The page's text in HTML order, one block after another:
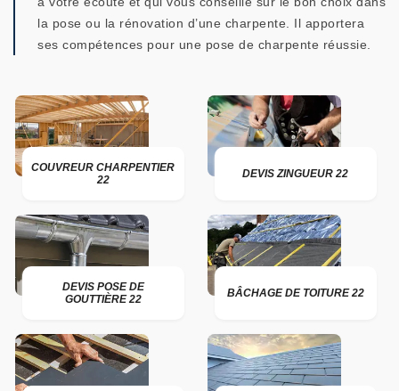
la pose ou la rénovation d’une charpente. Il apportera
ses compétences pour une pose de charpente réussie.
COUVREUR CHARPENTIER
22
DEVIS ZINGUEUR 22
DEVIS POSE DE
GOUTTIÈRE 22
BÂCHAGE DE TOITURE 22